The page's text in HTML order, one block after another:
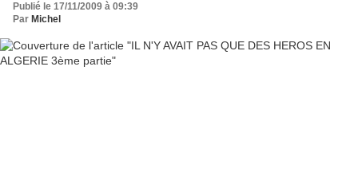
Publié le 17/11/2009 à 09:39
Par Michel